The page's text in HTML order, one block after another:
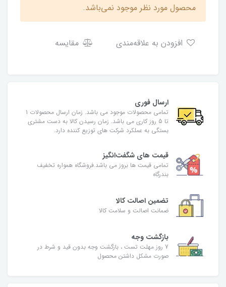
محصول مورد نظر موجود نمی‌باشد.
مقایسه
ارسال فوری
تمامی محصولات موجود می باشد. زمان ارسال محصولات 1
تا 5 روز کاری می باشد. زمان رسیدن کالا به دست مشتری
بستگی به عملکرد شرکت های توزیع کننده دارد.
قیمت های شگفت‌انگیز
تمامی قیمت ها بروز می باشد.فروشگاه همواره تخفیف
بندرگاه
تضمین اصالت کالا
ضمانت اصالت و سلامت کالا
بازگشت وجه
7 روز مهلت تست ، بازگشت وجه بدون قید و شرط در
صورت مشکل داشتن محصول